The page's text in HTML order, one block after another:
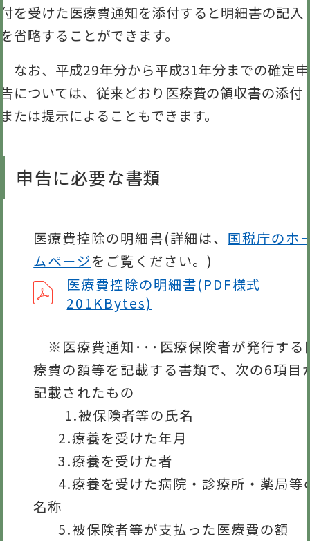
付を受けた医療費通知を添付すると明細書の記入
を省略することができます。
なお、平成29年分から平成31年分までの確定申
告については、従来どおり医療費の領収書の添付
または提示によることもできます。
申告に必要な書類
医療費控除の明細書(詳細は、 国税庁のホ
ムページをご覧ください。)
医療費控除の明細書(PDF様式
201KBytes)
※医療費通知･･･医療保険者が発行する
療費の額等を記載する書類で、次の6項目
記載されたもの
1.被保険者等の氏名
2.療養を受けた年月
3.療養を受けた者
4.療養を受けた病院・診療所・薬局等
名称
5.被保険者等が支払った医療費の額